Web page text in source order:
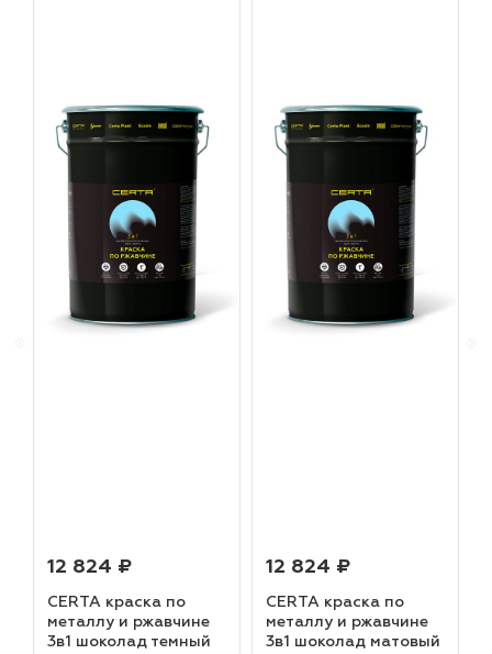
12 824 ₽
CERTA краска по
металлу и ржавчине
3в1 шоколад темный
12 824 ₽
CERTA краска по
металлу и ржавчине
3в1 шоколад матовый